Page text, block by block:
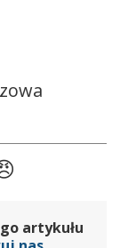
artykułu